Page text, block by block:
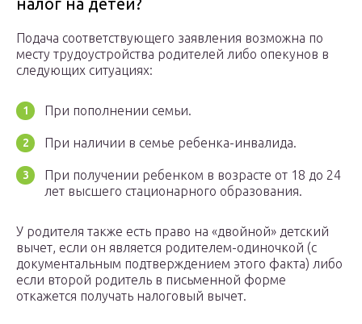
налог на детей?
Подача соответствующего заявления возможна по
месту трудоустройства родителей либо опекунов в
следующих ситуациях:
При пополнении семьи.
При наличии в семье ребенка-инвалида.
При получении ребенком в возрасте от 18 до 24
лет высшего стационарного образования.
У родителя также есть право на «двойной» детский
вычет, если он является родителем-одиночкой (с
документальным подтверждением этого факта) либо
если второй родитель в письменной форме
откажется получать налоговый вычет.